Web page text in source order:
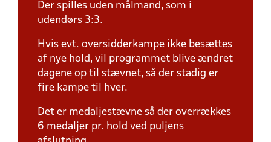
Der spilles uden målmand, som i
udendørs 3:3.
Hvis evt. oversidderkampe ikke besættes
af nye hold, vil programmet blive ændret
dagene op til stævnet, så der stadig er
fire kampe til hver.
Det er medaljestævne så der overrækkes
6 medaljer pr. hold ved puljens